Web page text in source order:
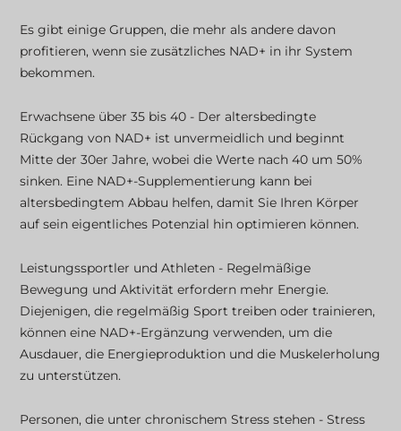
Es gibt einige Gruppen, die mehr als andere davon
profitieren, wenn sie zusätzliches NAD+ in ihr System
bekommen.
Erwachsene über 35 bis 40 - Der altersbedingte
Rückgang von NAD+ ist unvermeidlich und beginnt
Mitte der 30er Jahre, wobei die Werte nach 40 um 50%
sinken. Eine NAD+-Supplementierung kann bei
altersbedingtem Abbau helfen, damit Sie Ihren Körper
auf sein eigentliches Potenzial hin optimieren können.
Leistungssportler und Athleten - Regelmäßige
Bewegung und Aktivität erfordern mehr Energie.
Diejenigen, die regelmäßig Sport treiben oder trainieren,
können eine NAD+-Ergänzung verwenden, um die
Ausdauer, die Energieproduktion und die Muskelerholung
zu unterstützen.
Personen, die unter chronischem Stress stehen - Stress